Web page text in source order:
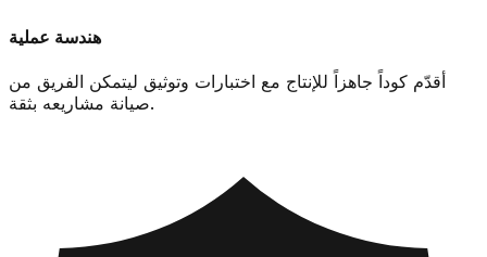
هندسة عملية
أقدّم كوداً جاهزاً للإنتاج مع اختبارات وتوثيق ليتمكن الفريق من
صيانة مشاريعه بثقة.